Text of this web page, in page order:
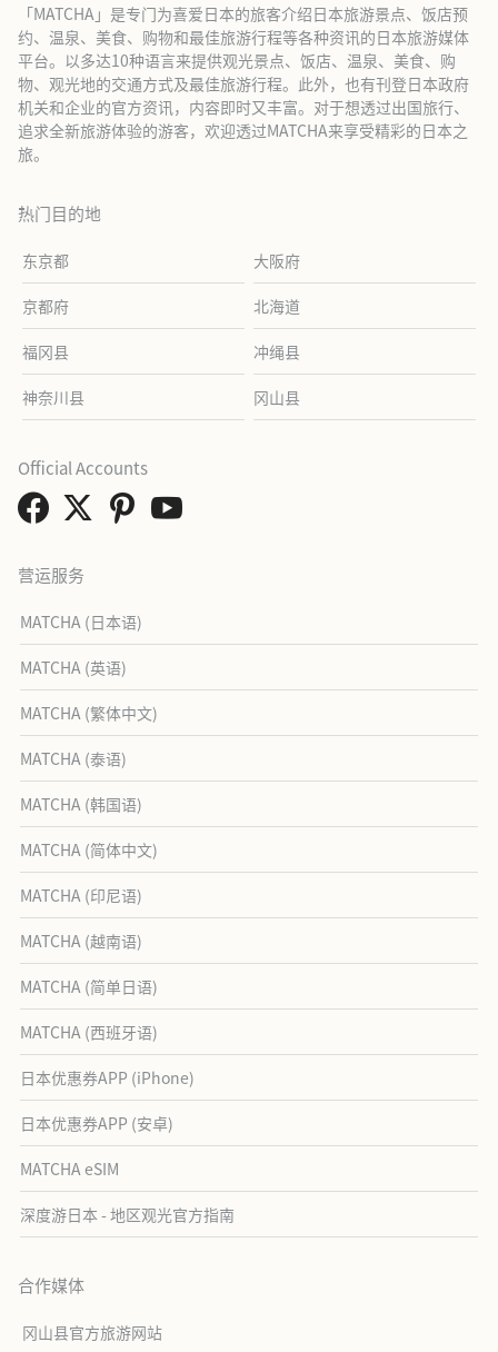
「MATCHA」是专门为喜爱日本的旅客介绍日本旅游景点、饭店预
约、温泉、美食、购物和最佳旅游行程等各种资讯的日本旅游媒体
平台。以多达10种语言来提供观光景点、饭店、温泉、美食、购
物、观光地的交通方式及最佳旅游行程。此外，也有刊登日本政府
机关和企业的官方资讯，内容即时又丰富。对于想透过出国旅行、
追求全新旅游体验的游客，欢迎透过MATCHA来享受精彩的日本之
旅。
热门目的地
东京都 大阪府
京都府 北海道
福冈县 冲绳县
神奈川县 冈山县
营运服务
MATCHA (日本语)
MATCHA (英语)
MATCHA (繁体中文)
MATCHA (泰语)
MATCHA (韩国语)
MATCHA (简体中文)
MATCHA (印尼语)
MATCHA (越南语)
MATCHA (简单日语)
MATCHA (西班牙语)
日本优惠券APP (iPhone)
日本优惠券APP (安卓)
MATCHA eSIM
深度游日本 - 地区观光官方指南
合作媒体
冈山县官方旅游网站
Official Accounts